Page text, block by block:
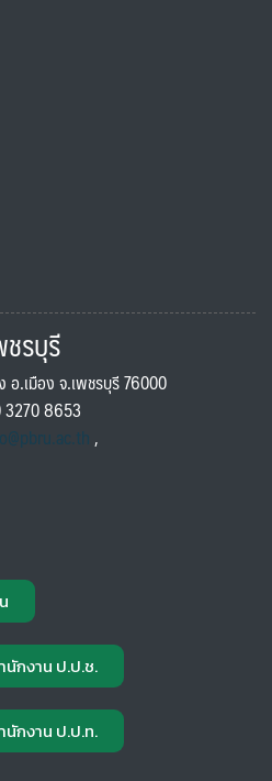
รบุรี
อ.เมือง จ.เพชรบุรี 76000
3270 8653
,
นักงาน ป.ป.ช.
นักงาน ป.ป.ท.